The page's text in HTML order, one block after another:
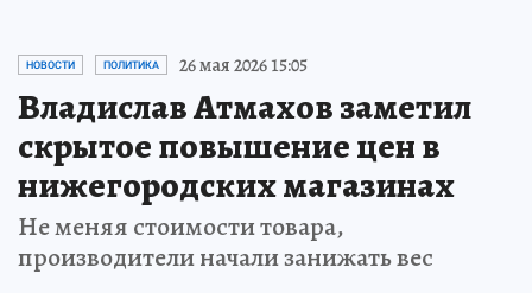
НОВОСТИ ПОЛИТИКА 26 мая 2026 15:05
Владислав Атмахов заметил
скрытое повышение цен в
нижегородских магазинах
Не меняя стоимости товара,
производители начали занижать вес